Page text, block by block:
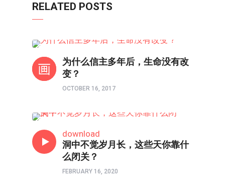
RELATED POSTS
为什么信主多年后，生命没有改
变？
OCTOBER 16, 2017
download
洞中不觉岁月长，这些天你靠什
么闭关？
FEBRUARY 16, 2020